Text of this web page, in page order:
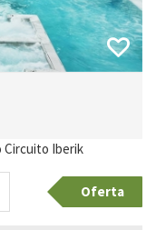
Circuito Iberik
Oferta